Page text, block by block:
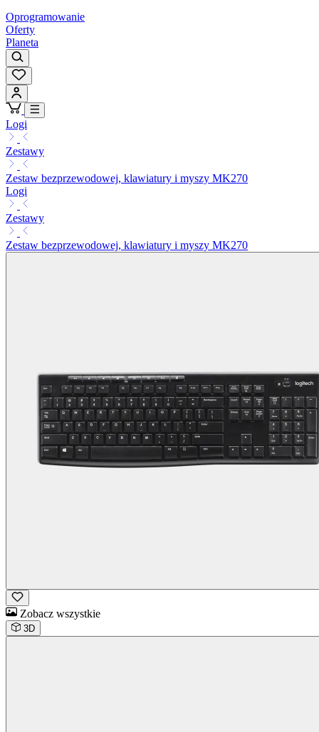
Oprogramowanie
Oferty
Planeta
Logi
Zestawy
Zestaw bezprzewodowej, klawiatury i myszy MK270
Logi
Zestawy
Zestaw bezprzewodowej, klawiatury i myszy MK270
Zobacz wszystkie
3D